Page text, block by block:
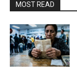
MOST READ